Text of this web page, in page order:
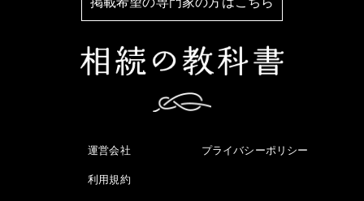
運営会社 プライバシーポリシー
利用規約